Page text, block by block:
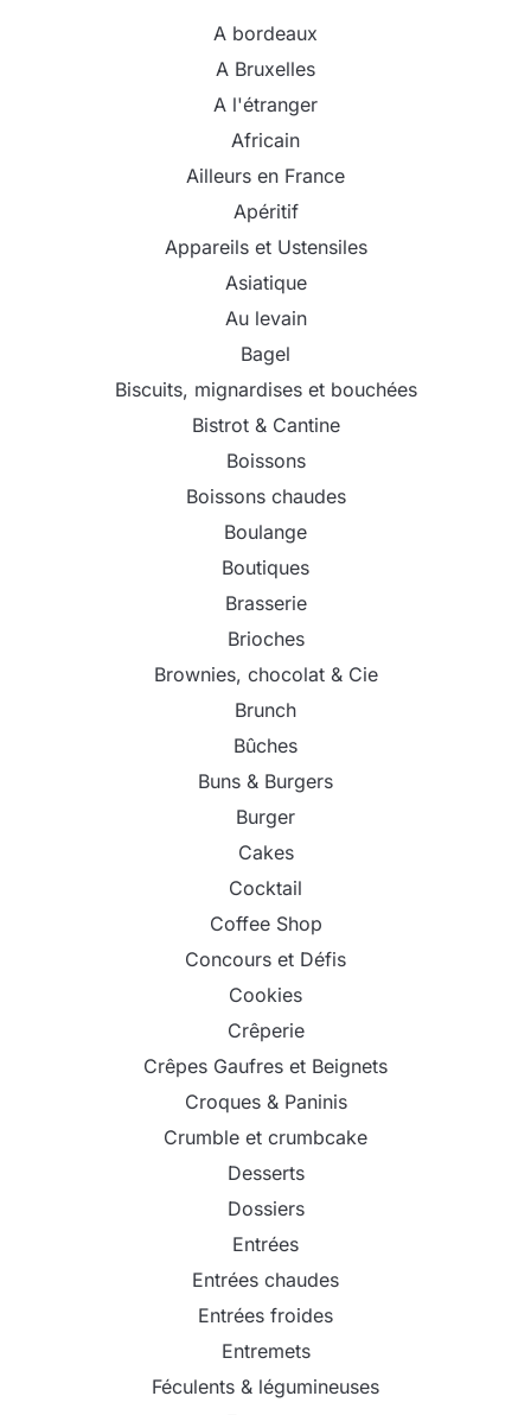
A bordeaux
A Bruxelles
A l'étranger
Africain
Ailleurs en France
Apéritif
Appareils et Ustensiles
Asiatique
Au levain
Bagel
Biscuits, mignardises et bouchées
Bistrot & Cantine
Boissons
Boissons chaudes
Boulange
Boutiques
Brasserie
Brioches
Brownies, chocolat & Cie
Brunch
Bûches
Buns & Burgers
Burger
Cakes
Cocktail
Coffee Shop
Concours et Défis
Cookies
Crêperie
Crêpes Gaufres et Beignets
Croques & Paninis
Crumble et crumbcake
Desserts
Dossiers
Entrées
Entrées chaudes
Entrées froides
Entremets
Féculents & légumineuses